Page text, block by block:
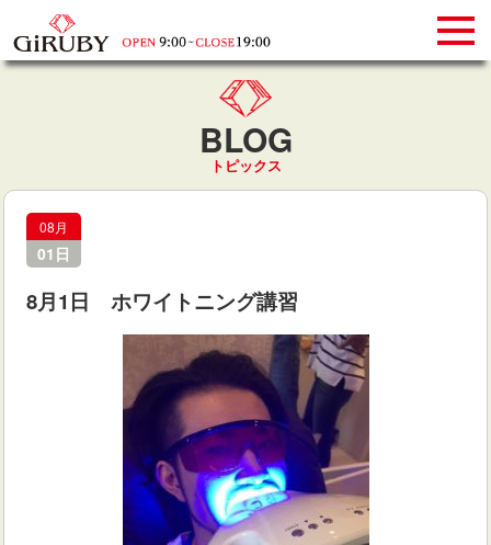
BLOG
トピックス
08月
01日
8月1日 ホワイトニング講習